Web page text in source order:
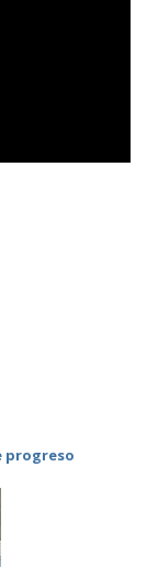
progreso